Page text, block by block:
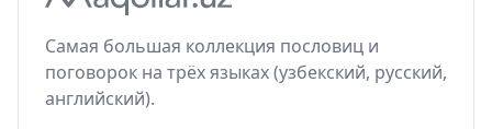
Самая большая коллекция пословиц и
поговорок на трёх языках (узбекский, русский,
английский).